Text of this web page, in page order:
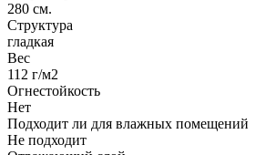
280 см.
Структура
гладкая
Вес
112 г/м2
Огнестойкость
Нет
Подходит ли для влажных помещений
Не подходит